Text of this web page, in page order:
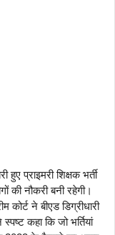
प्राइमरी शिक्षक भर्ती
की नौकरी बनी रहेगी।
ने बीएड डिग्रीधारी
कहा कि जो भर्तियां